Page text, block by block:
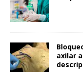
axilar